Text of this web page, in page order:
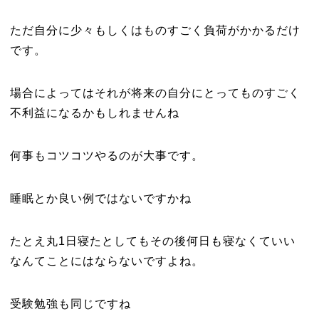
ただ自分に少々もしくはものすごく負荷がかかるだけ
です。
場合によってはそれが将来の自分にとってものすごく
不利益になるかもしれませんね
何事もコツコツやるのが大事です。
睡眠とか良い例ではないですかね
たとえ丸1日寝たとしてもその後何日も寝なくていい
なんてことにはならないですよね。
受験勉強も同じですね